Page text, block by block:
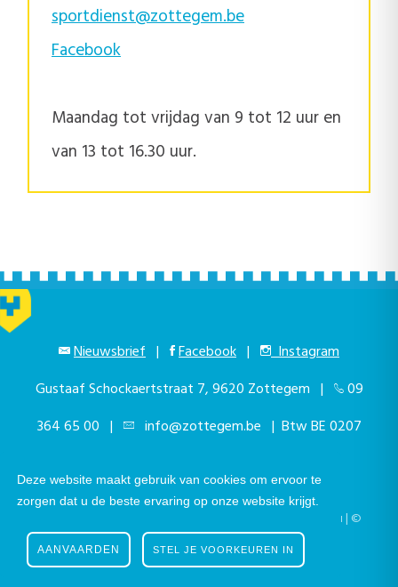
Deze website maakt gebruik van cookies om ervoor te
zorgen dat u de beste ervaring op onze website krijgt.
STEL JE VOORKEUREN IN
AANVAARDEN
sportdienst@zottegem.be
Facebook
Maandag tot vrijdag van 9 tot 12 uur en
van 13 tot 16.30 uur.
Nieuwsbrief | Facebook |
Instagram
Gustaaf Schockaertstraat 7, 9620 Zottegem |
09
364 65 00 | info@zottegem.be | Btw BE 0207
Telefonisch bereikbaar elke werkdag van 9.00u tot 12.00u | ©
Stad Zottegem | Powered byThe eForum Factory